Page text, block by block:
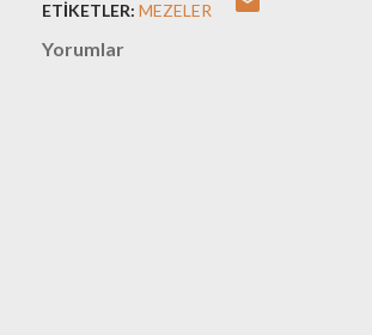
ETIKETLER: MEZELER
Yorumlar